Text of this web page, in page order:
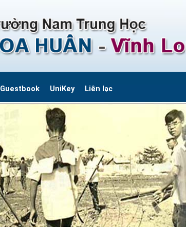
Guestbook UniKey Liên lạc